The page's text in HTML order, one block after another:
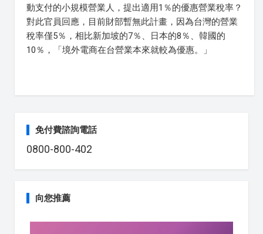
動支付的小規模營業人，提出適用1％的優惠營業稅率？
對此官員回應，目前財部暫無此計畫，因為台灣的營業
稅率僅5％，相比新加坡的7％、日本的8％、韓國的
10％，「境外電商在台營業本來就較為優惠。」
免付費諮詢電話
0800-800-402
向您推薦